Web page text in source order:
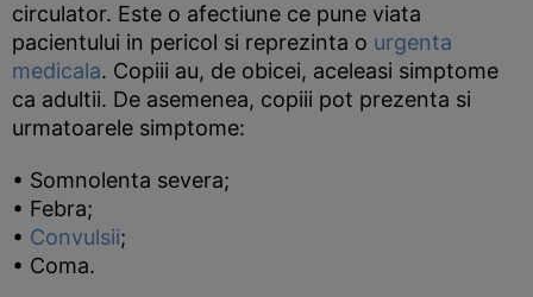
circulator. Este o afectiune ce pune viata
pacientului in pericol si reprezinta o urgenta
medicala. Copiii au, de obicei, aceleasi simptome
ca adultii. De asemenea, copiii pot prezenta si
urmatoarele simptome:
• Somnolenta severa;
• Febra;
• Convulsii;
• Coma.